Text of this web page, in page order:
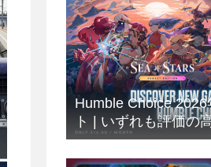
Humble Choice
ト | いずれも評価の